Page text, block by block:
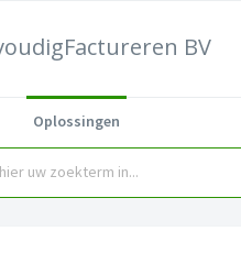
BV
Oplossingen